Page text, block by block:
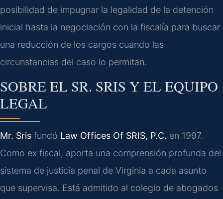
posibilidad de impugnar la legalidad de la detención
inicial hasta la negociación con la fiscalía para buscar
una reducción de los cargos cuando las
circunstancias del caso lo permitan.
SOBRE EL SR. SRIS Y EL EQUIPO
LEGAL
Mr. Sris fundó Law Offices Of SRIS, P.C. en 1997.
Como ex fiscal, aporta una comprensión profunda del
sistema de justicia penal de Virginia a cada asunto
que supervisa. Está admitido al colegio de abogados